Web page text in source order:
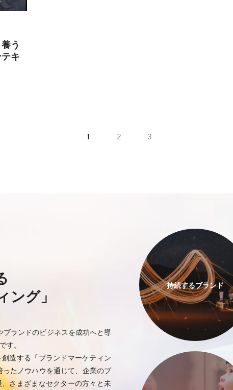
う
キ
1 2 3
ング」
持続するブランド
ランドのビジネスを成功へと導
す。
造する「ブランドマーケティン
たノウハウを通じて、企業のブ
さまざまなセクターの方々と未